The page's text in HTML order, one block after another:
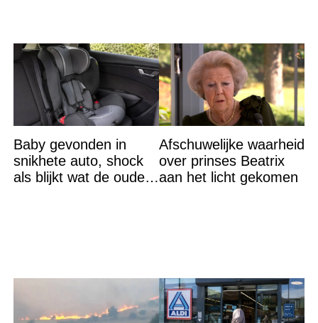
Baby gevonden in
snikhete auto, shock
als blijkt wat de ouders
Afschuwelijke waarheid
over prinses Beatrix
aan het licht gekomen